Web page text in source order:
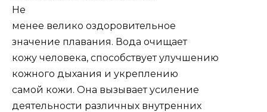
Не
менее велико оздоровительное
значение плавания. Вода очищает
кожу человека, способствует улучшению
кожного дыхания и укреплению
самой кожи. Она вызывает усиление
деятельности различных внутренних